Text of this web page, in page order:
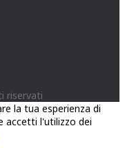
riservati
la tua esperienza di
accetti l'utilizzo dei